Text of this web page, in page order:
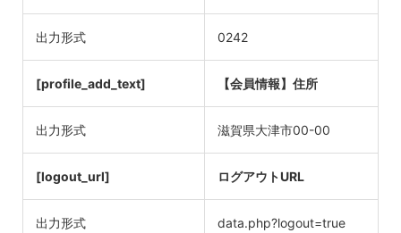
出力形式 0242
[profile_add_text] 【会員情報】住所
出力形式 滋賀県大津市00-00
[logout_url] ログアウトURL
出力形式 data.php?logout=true